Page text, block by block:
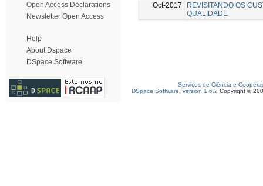
Open Access Declarations
Newsletter Open Access
Help
About Dspace
DSpace Software
Oct-2017
REVISITANDO OS
QUALIDADE
Serviços de Ciência e
DSpace Software, version 1.6.2 Copyright ©